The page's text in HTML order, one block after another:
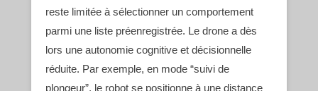
reste limitée à sélectionner un comportement
parmi une liste préenregistrée. Le drone a dès
lors une autonomie cognitive et décisionnelle
réduite. Par exemple, en mode “suivi de
plongeur”, le robot se positionne à une distance